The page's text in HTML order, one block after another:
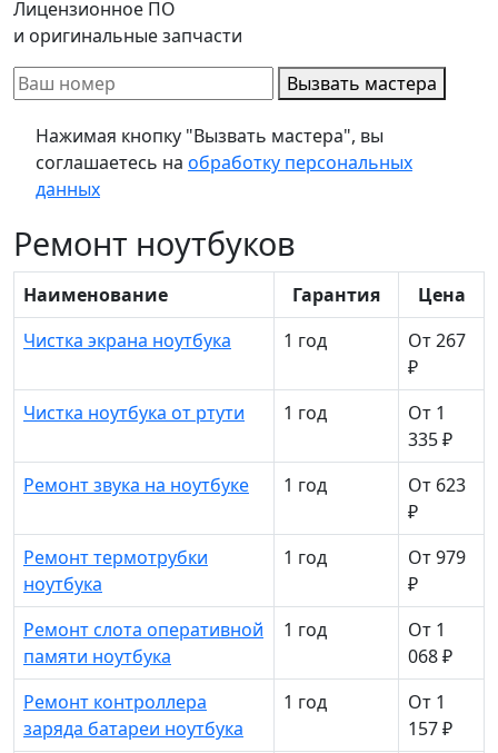
Лицензионное ПО
и оригинальные запчасти
Вызвать мастера
Нажимая кнопку "Вызвать мастера", вы
соглашаетесь на обработку персональных
данных
Ремонт ноутбуков
Наименование Гарантия
Цена
Чистка экрана ноутбука
1 год
От 267
₽
Чистка ноутбука от ртути
1 год
От 1
335 ₽
Ремонт звука на ноутбуке
1 год
От 623
₽
Ремонт термотрубки
ноутбука
1 год
От 979
₽
Ремонт слота оперативной
памяти ноутбука
1 год
От 1
068 ₽
Ремонт контроллера
заряда батареи ноутбука
1 год
От 1
157 ₽